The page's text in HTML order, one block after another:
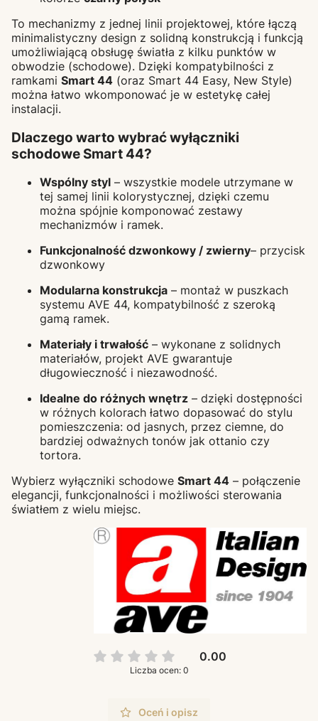
To mechanizmy z jednej linii projektowej, które łączą
minimalistyczny design z solidną konstrukcją i funkcją
umożliwiającą obsługę światła z kilku punktów w
obwodzie (schodowe). Dzięki kompatybilności z
ramkami Smart 44 (oraz Smart 44 Easy, New Style)
można łatwo wkomponować je w estetykę całej
instalacji.
Dlaczego warto wybrać wyłączniki
schodowe Smart 44?
Wspólny styl – wszystkie modele utrzymane w
tej samej linii kolorystycznej, dzięki czemu
można spójnie komponować zestawy
mechanizmów i ramek.
Funkcjonalność dzwonkowy / zwierny– przycisk
dzwonkowy
Modularna konstrukcja – montaż w puszkach
systemu AVE 44, kompatybilność z szeroką
gamą ramek.
Materiały i trwałość – wykonane z solidnych
materiałów, projekt AVE gwarantuje
długowieczność i niezawodność.
Idealne do różnych wnętrz – dzięki dostępności
w różnych kolorach łatwo dopasować do stylu
pomieszczenia: od jasnych, przez ciemne, do
bardziej odważnych tonów jak ottanio czy
tortora.
Wybierz wyłączniki schodowe Smart 44 – połączenie
elegancji, funkcjonalności i możliwości sterowania
światłem z wielu miejsc.
0.00
Liczba ocen: 0
Oceń i opisz